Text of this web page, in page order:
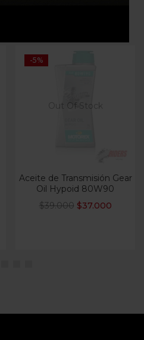
-5%
Out Of Stock
Aceite de Transmisión Gear
Oil Hypoid 80W90
$39.000 $37.000